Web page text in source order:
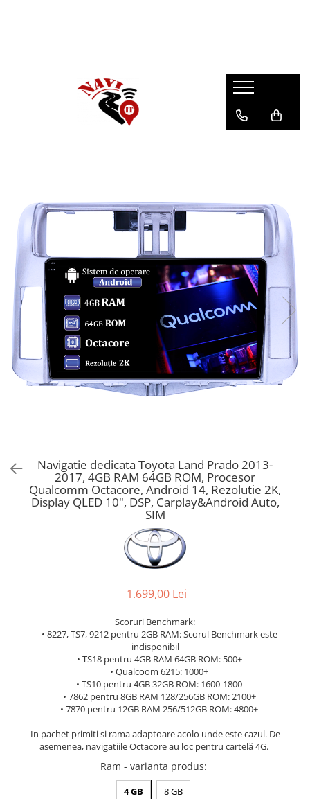
Navigatie dedicata Toyota Land Prado 2013-
2017, 4GB RAM 64GB ROM, Procesor
Qualcomm Octacore, Android 14, Rezolutie 2K,
Display QLED 10", DSP, Carplay&Android Auto,
SIM
1.699,00 Lei
Scoruri Benchmark:
• 8227, TS7, 9212 pentru 2GB RAM: Scorul Benchmark este
indisponibil
• TS18 pentru 4GB RAM 64GB ROM: 500+
• Qualcoom 6215: 1000+
• TS10 pentru 4GB 32GB ROM: 1600-1800
• 7862 pentru 8GB RAM 128/256GB ROM: 2100+
• 7870 pentru 12GB RAM 256/512GB ROM: 4800+
In pachet primiti si rama adaptoare acolo unde este cazul. De
asemenea, navigatiile Octacore au loc pentru cartelă 4G.
Ram - varianta produs:
4 GB 8 GB